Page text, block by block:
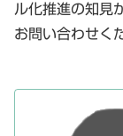
ル化推進の知見
お問い合わせく